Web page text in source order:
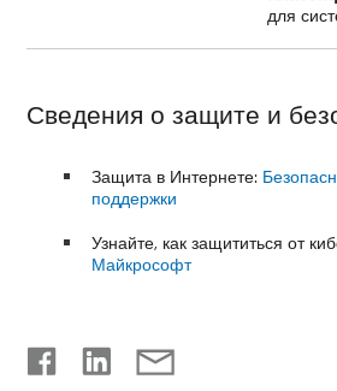
для
Сведения о защите и
Защита в Интернете:
поддержки
Узнайте, как защититься от
Майкрософт